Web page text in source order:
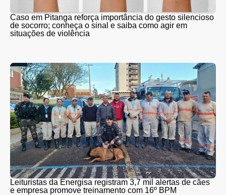
Caso em Pitanga reforça importância do gesto silencioso
de socorro; conheça o sinal e saiba como agir em
situações de violência
Leituristas da Energisa registram 3,7 mil alertas de cães
e empresa promove treinamento com 16º BPM